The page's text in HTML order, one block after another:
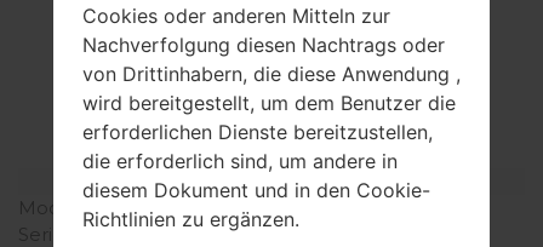
Spezifikation
LGL02B(LGL02B)
Modell und seine Eigenschaften
Modell
Serie
LG Others
Cookies oder anderen Mitteln zur
Nachverfolgung diesen Nachtrags oder
von Drittinhabern, die diese Anwendung ,
wird bereitgestellt, um dem Benutzer die
erforderlichen Dienste bereitzustellen,
die erforderlich sind, um andere in
diesem Dokument und in den Cookie-
Richtlinien zu ergänzen.